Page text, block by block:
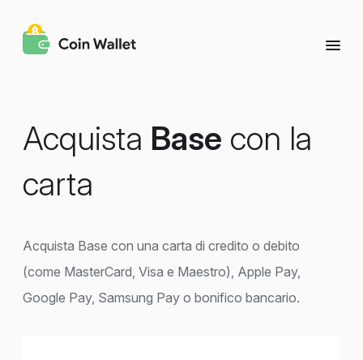
Acquista Base con la
carta
Acquista Base con una carta di credito o debito
(come MasterCard, Visa e Maestro), Apple Pay,
Google Pay, Samsung Pay o bonifico bancario.